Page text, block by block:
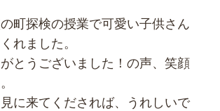
町探検の授業で可愛い子供さん
れました。
とうございました！の声、笑顔
に来てくだされば、うれしいで